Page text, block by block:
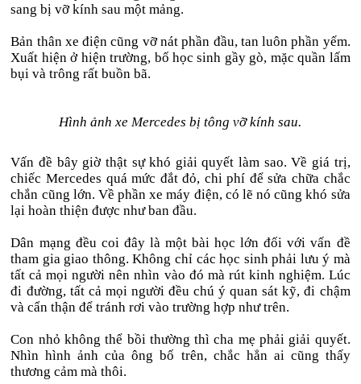
sang bị vỡ kính sau một mảng.
Bản thân xe điện cũng vỡ nát phần đầu, tan luôn phần yếm.
Xuất hiện ở hiện trường, bố học sinh gầy gò, mặc quần lấm
bụi và trông rất buồn bã.
Hình ảnh xe Mercedes bị tông vỡ kính sau.
Vấn đề bây giờ thật sự khó giải quyết làm sao. Về giá trị,
chiếc Mercedes quá mức đắt đỏ, chi phí để sửa chữa chắc
chắn cũng lớn. Về phần xe máy điện, có lẽ nó cũng khó sửa
lại hoàn thiện được như ban đầu.
Dân mạng đều coi đây là một bài học lớn đối với vấn đề
tham gia giao thông. Không chỉ các học sinh phải lưu ý mà
tất cả mọi người nên nhìn vào đó mà rút kinh nghiệm. Lúc
đi đường, tất cả mọi người đều chú ý quan sát kỹ, đi chậm
và cẩn thận để tránh rơi vào trường hợp như trên.
Con nhỏ không thể bồi thường thì cha mẹ phải giải quyết.
Nhìn hình ảnh của ông bố trên, chắc hẳn ai cũng thấy
thương cảm mà thôi.